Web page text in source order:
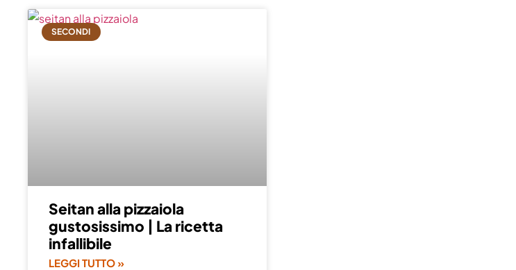
SECONDI
Seitan alla pizzaiola
gustosissimo | La ricetta
infallibile
LEGGI TUTTO »